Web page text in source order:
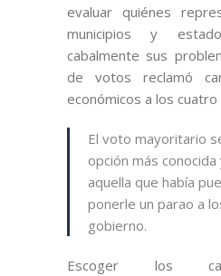
evaluar quiénes
municipios y
cabalmente sus
de votos reclamó
económicos a los
El voto mayoritario
opción más
aquella que había
ponerle un parao a
gobierno.
Escoger los